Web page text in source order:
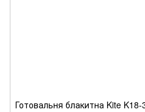
Готовальня блакитна Kite